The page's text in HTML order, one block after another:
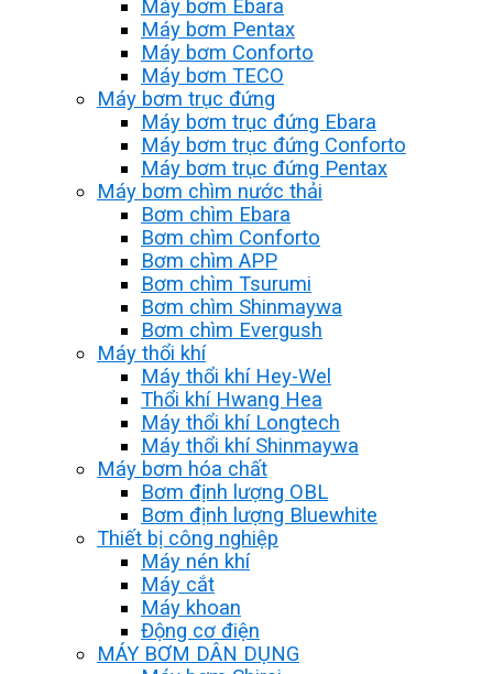
Máy bơm Ebara
Máy bơm Pentax
Máy bơm Conforto
Máy bơm TECO
Máy bơm trục đứng
Máy bơm trục đứng Ebara
Máy bơm trục đứng Conforto
Máy bơm trục đứng Pentax
Máy bơm chìm nước thải
Bơm chìm Ebara
Bơm chìm Conforto
Bơm chìm APP
Bơm chìm Tsurumi
Bơm chìm Shinmaywa
Bơm chìm Evergush
Máy thổi khí
Máy thổi khí Hey-Wel
Thổi khí Hwang Hea
Máy thổi khí Longtech
Máy thổi khí Shinmaywa
Máy bơm hóa chất
Bơm định lượng OBL
Bơm định lượng Bluewhite
Thiết bị công nghiệp
Máy nén khí
Máy cắt
Máy khoan
Động cơ điện
MÁY BƠM DÂN DỤNG